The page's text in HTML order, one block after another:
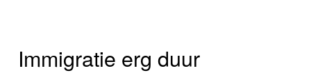
Immigratie erg duur